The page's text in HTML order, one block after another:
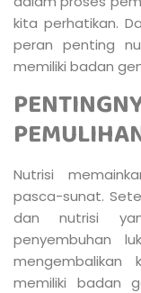
kita perhatikan.
peran penting
memiliki badan
Nutrisi
pasca-sunat.
dan nutrisi
penyembuhan
memiliki badan